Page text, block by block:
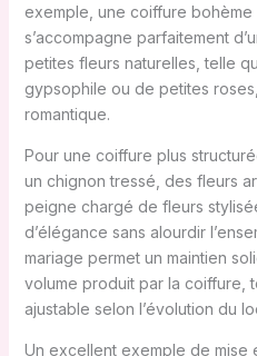
exemple, une coiffure
s’accompagne parfaitement
petites fleurs naturelles, telle
gypsophile ou de petites
romantique.
Pour une coiffure plus
un chignon tressé, des fleurs
peigne chargé de fleurs
d’élégance sans alourdir
mariage permet un maintien
volume produit par la coiffure,
ajustable selon l’évolution du
Un excellent exemple de mise